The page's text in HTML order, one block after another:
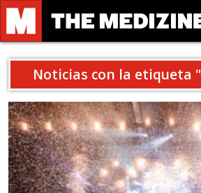
Noticias con la etiqueta "